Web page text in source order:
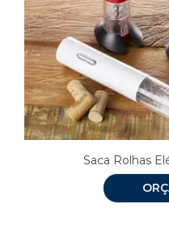
Saca Rolhas